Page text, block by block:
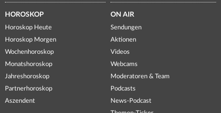
HOROSKOP
Horoskop Heute
Horoskop Morgen
Wochenhoroskop
Monatshoroskop
Jahreshoroskop
Partnerhoroskop
Aszendent
ON AIR
Sendungen
Aktionen
Videos
Webcams
Moderatoren & Team
Podcasts
News-Podcast